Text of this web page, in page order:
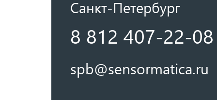
Санкт-Петербург
8 812 407-22-08
spb@sensormatica.ru